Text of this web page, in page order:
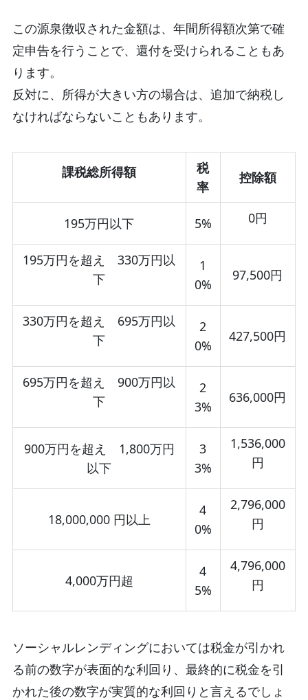
この源泉徴収された金額は、年間所得額次第で確
定申告を行うことで、還付を受けられることもあ
ります。
反対に、所得が大きい方の場合は、追加で納税し
なければならないこともあります。
課税総所得額
税
率
控除額
195万円以下 5% 0円
195万円を超え 330万円以
下
1
0%
97,500円
330万円を超え 695万円以
下
2
0%
427,500円
695万円を超え 900万円以
下
2
3%
636,000円
900万円を超え 1,800万円
以下
3
3%
1,536,000
円
18,000,000 円以上
4
0%
2,796,000
円
4,000万円超
4
5%
4,796,000
円
ソーシャルレンディングにおいては税金が引かれ
る前の数字が表面的な利回り、最終的に税金を引
かれた後の数字が実質的な利回りと言えるでしょ